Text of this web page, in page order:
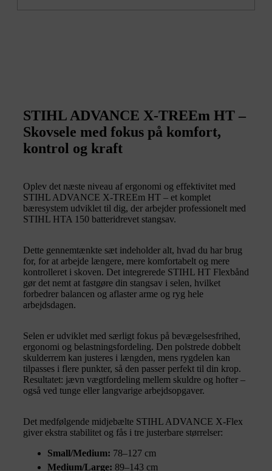
STIHL ADVANCE X-TREEm HT –
Skovsele med fokus på komfort,
kontrol og kraft
Oplev det næste niveau af ergonomi og effektivitet med
STIHL ADVANCE X-TREEm HT – et komplet
bæresystem udviklet til dig, der arbejder professionelt med
STIHL HTA 150 batteridrevet stangsav.
Dette gennemtænkte sæt indeholder alt, hvad du har brug
for, for at arbejde længere, mere komfortabelt og mere
kontrolleret i skoven. Det integrerede STIHL HT Flexbånd
gør det nemt at fastgøre din stangsav i selen, hvilket
forbedrer balancen og aflaster arme og ryg hele
arbejdsdagen.
Selen er udviklet med særligt fokus på bevægelsesfrihed,
ergonomi og belastningsfordeling. Den polstrede dobbelt
skulderrem kan justeres i længden, mens rygdelen kan
tilpasses i flere punkter, så den passer perfekt til din krop.
Resultatet: jævn vægtfordeling mellem skuldre og hofter –
også ved tunge eller langvarige arbejdsopgaver.
Det medfølgende midjebælte STIHL ADVANCE X-Flex
giver ekstra stabilitet og fås i tre justerbare størrelser:
Small/Medium: 78–127 cm
Medium/Large: 89–143 cm